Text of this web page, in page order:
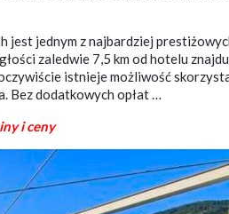
jest jednym z najbardziej
zaledwie 7,5 km od hotelu
istnieje możliwość
Bez dodatkowych opłat …
i ceny